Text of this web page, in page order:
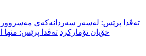
تەڤدا پرێس: لەسەر سەردانەکەی مەسروور
خۆیان تۆمارکرد تەڤدا پرێس: منها القتل